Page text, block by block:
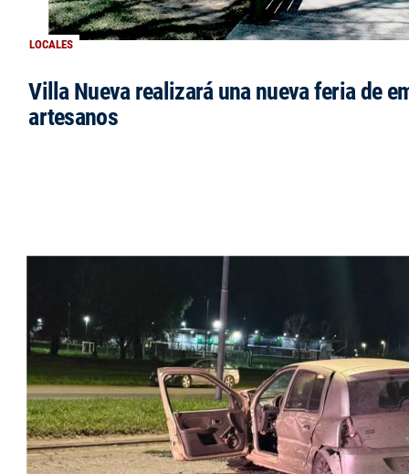
LOCALES
Villa Nueva realizará una nueva feria de
artesanos